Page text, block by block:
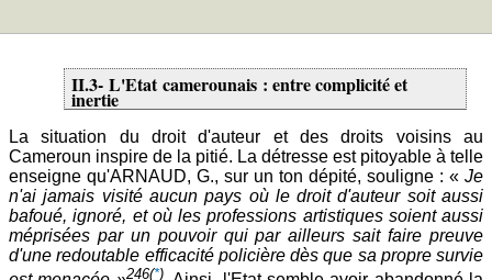
II.3- L'Etat camerounais : entre complicité et
inertie
La situation du droit d'auteur et des droits voisins au
Cameroun inspire de la pitié. La détresse est pitoyable à telle
enseigne qu'ARNAUD, G., sur un ton dépité, souligne : « Je
n'ai jamais visité aucun pays où le droit d'auteur soit aussi
bafoué, ignoré, et où les professions artistiques soient aussi
méprisées par un pouvoir qui par ailleurs sait faire preuve
d'une redoutable efficacité policière dès que sa propre survie
246(*)